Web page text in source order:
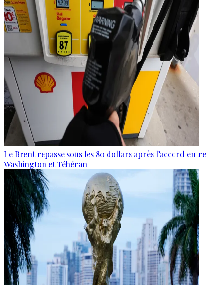
Le Brent repasse sous les 80 dollars après l’accord entre
Washington et Téhéran